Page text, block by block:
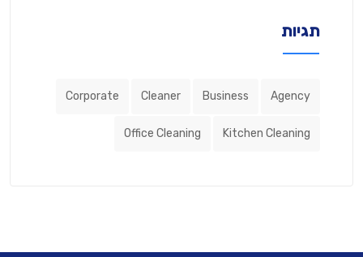
תגיות
Agency
Business
Cleaner
Corporate
Kitchen Cleaning
Office Cleaning